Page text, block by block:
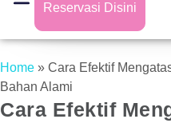
Reservasi Disini
Home » Cara Efektif
Bahan Alami
Cara Efektif